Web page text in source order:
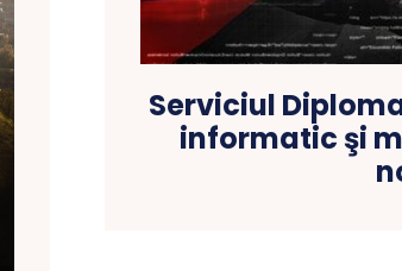
Serviciul
informatic şi